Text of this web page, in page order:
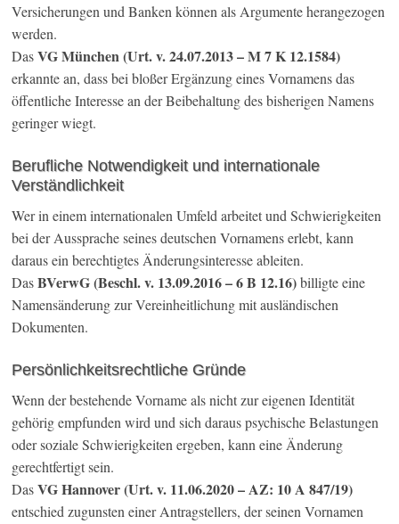
Versicherungen und Banken können als Argumente herangezogen
werden.
DasVG München (Urt. v. 24.07.2013 – M 7 K 12.1584)
erkannte an, dass bei bloßer Ergänzung eines Vornamens das
öffentliche Interesse an der Beibehaltung des bisherigen Namens
geringer wiegt.
Berufliche Notwendigkeit und internationale
Verständlichkeit
Wer in einem internationalen Umfeld arbeitet und Schwierigkeiten
bei der Aussprache seines deutschen Vornamens erlebt, kann
daraus ein berechtigtes Änderungsinteresse ableiten.
DasBVerwG (Beschl. v. 13.09.2016 – 6 B 12.16)billigte eine
Namensänderung zur Vereinheitlichung mit ausländischen
Dokumenten.
Persönlichkeitsrechtliche Gründe
Wenn der bestehende Vorname als nicht zur eigenen Identität
gehörig empfunden wird und sich daraus psychische Belastungen
oder soziale Schwierigkeiten ergeben, kann eine Änderung
gerechtfertigt sein.
DasVG Hannover (Urt. v. 11.06.2020 – AZ: 10 A 847/19)
entschied zugunsten einer Antragstellers, der seinen Vornamen